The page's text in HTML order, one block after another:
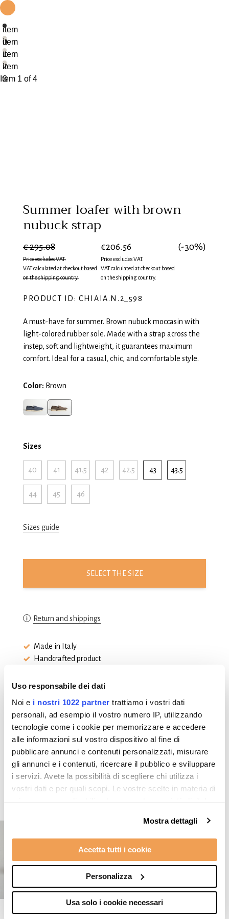
Uso responsabile dei dati
Noi e i nostri 1022 partner trattiamo i vostri dati
personali, ad esempio il vostro numero IP, utilizzando
tecnologie come i cookie per memorizzare e accedere
alle informazioni sul vostro dispositivo al fine di
pubblicare annunci e contenuti personalizzati, misurare
gli annunci e i contenuti, ricercare il pubblico e sviluppare
i servizi. Avete la possibilità di scegliere chi utilizza i
vostri dati e per quali scopi. Le vostre scelte in materia di
privacy sono applicabili solo su questa proprietà digitale
modificare o revocare il proprio consenso in qualsiasi
momento dalla Dichiarazione sui cookie o facendo clic
sull'icona di attivazione della privacy.
Con il tuo consenso, vorremmo anche:
raccogliere informazioni sulla tua posizione
geografica, con un'approssimazione di qualche
metro,
Mostra dettagli
Accetta tutti i cookie
Personalizza
Usa solo i cookie necessari
item
0
item
1
item
2
item
3
Item 1 of 4
Summer loafer with brown
nubuck strap
€ 295.08
Price excludes VAT.
VAT calculated at checkout based
on the shipping country.
€206.56
Price excludes VAT.
VAT calculated at checkout based
on the shipping country.
(-30%)
PRODUCT ID: CHIAIA.N.2_598
A must-have for summer. Brown nubuck moccasin with
light-colored rubber sole. Made with a strap across the
instep, soft and lightweight, it guarantees maximum
comfort. Ideal for a casual, chic, and comfortable style.
Color: Brown
Sizes
40 41 41.5 42 42.5 43 43.5
44 45 46
Sizes guide
SELECT THE SIZE
Return and shippings
Made in Italy
Handcrafted product
Top products